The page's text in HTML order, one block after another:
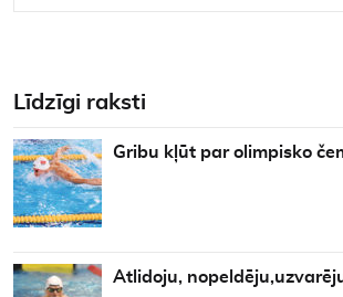
Līdzīgi raksti
Gribu kļūt par olimpisko
Atlidoju,